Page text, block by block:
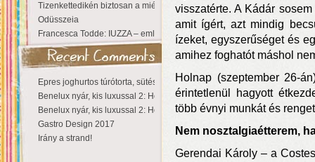
Tizenkettedikén biztosan a miénk a Sziget!
Odüsszeia
Francesca Todde: IUZZA – emlékezet, táj és irodalom találkozása a Mai
Epres joghurtos túrótorta, sütés nélkül
Benelux nyár, kis luxussal 2: Hollandia
Benelux nyár, kis luxussal 2: Hollandia
Gastro Design 2017
Irány a strand!
visszatérte. A Kádár
amit ígért, azt mindig
ízeket, egyszerűséget és
amihez foghatót máshol
Holnap (szeptember 26-
érintetlenül hagyott
több évnyi munkát és
Nem nosztalgiaétterem,
Gerendai Károly – a